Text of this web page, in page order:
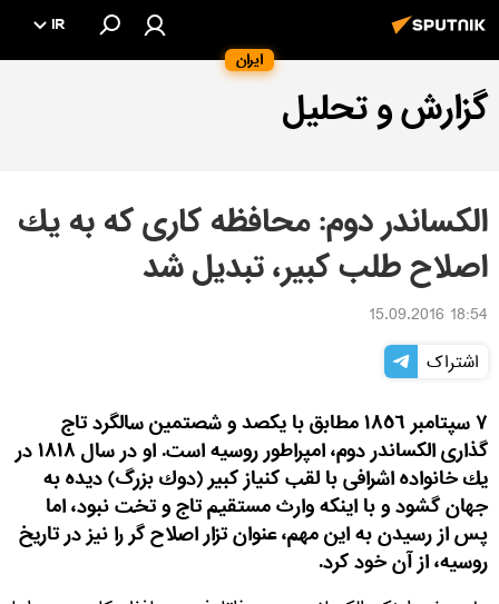
ایران
IR
گزارش و تحلیل
الكساندر دوم: محافظه كارى كه به يك
اصلاح طلب كبير، تبديل شد
18:54 15.09.2016
اشتراک
٧ سپتامبر ١٨٥٦ مطابق با يكصد و شصتمين سالگرد تاج
گذارى الكساندر دوم، امپراطور روسيه است. او در سال ١٨١٨ در
يك خانواده اشرافى با لقب كنياز كبير (دوك بزرگ) ديده به
جهان گشود و با اينكه وارث مستقيم تاج و تخت نبود، اما
پس از رسيدن به اين مهم، عنوان تزار اصلاح گر را نيز در تاريخ
روسيه، از آن خود كرد.